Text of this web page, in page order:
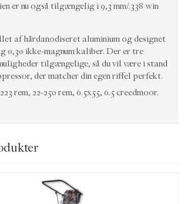
er nu også tilgængelig i 9,3 mm/.338 win
af hårdanodiseret aluminium og designet
0,30 ikke-magnum kaliber. Der er tre
tilgængelige, så du vil være i stand
der matcher din egen riffel perfekt.
rem, 22-250 rem, 6.5x55, 6.5 creedmoor.